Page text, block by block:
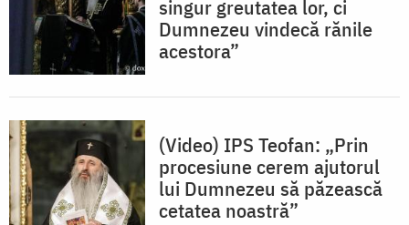
singur greutatea lor, ci
Dumnezeu vindecă rănile
acestora”
(Video) IPS Teofan: „Prin
procesiune cerem ajutorul
lui Dumnezeu să păzească
cetatea noastră”